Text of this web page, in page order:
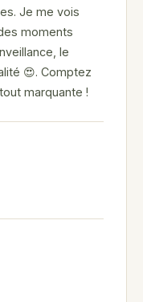
Je me vois
moments
le
😍. Comptez
marquante !